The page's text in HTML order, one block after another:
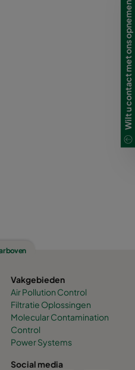
boven
Vakgebieden
Air Pollution Control
Filtratie Oplossingen
Molecular Contamination
Control
Power Systems
Social media
Wilt u contact met ons opnemen?